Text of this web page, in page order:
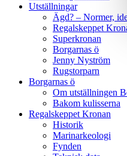
Utställningar
Ägd? – Normer,
Regalskeppet
Superkronan
Borgarnas ö
Jenny Nyström
Rugstorparn
Borgarnas ö
Om utställningen
Bakom kulisserna
Regalskeppet Kronan
Historik
Marinarkeologi
Fynden